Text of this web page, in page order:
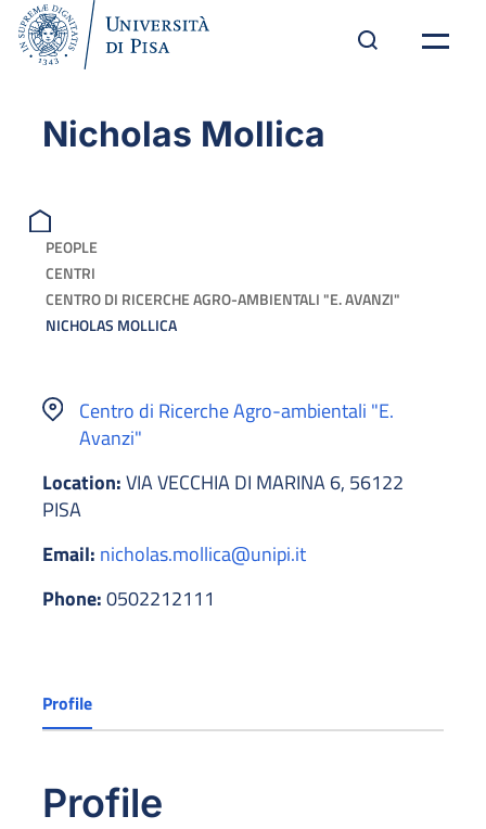
Nicholas Mollica
PEOPLE
CENTRI
CENTRO DI RICERCHE AGRO-AMBIENTALI "E. AVANZI"
NICHOLAS MOLLICA
Centro di Ricerche Agro-ambientali "E.
Avanzi"
Location:VIA VECCHIA DI MARINA 6, 56122
PISA
Email: nicholas.mollica@unipi.it
Phone:0502212111
Profile
Profile